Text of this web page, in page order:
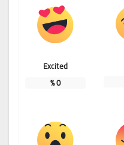
Excited
0
%